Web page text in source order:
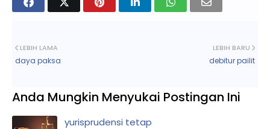
LEBIH BARU
debitur pailit
LEBIH LAMA
daya paksa
Anda Mungkin Menyukai Postingan Ini
yurisprudensi tetap